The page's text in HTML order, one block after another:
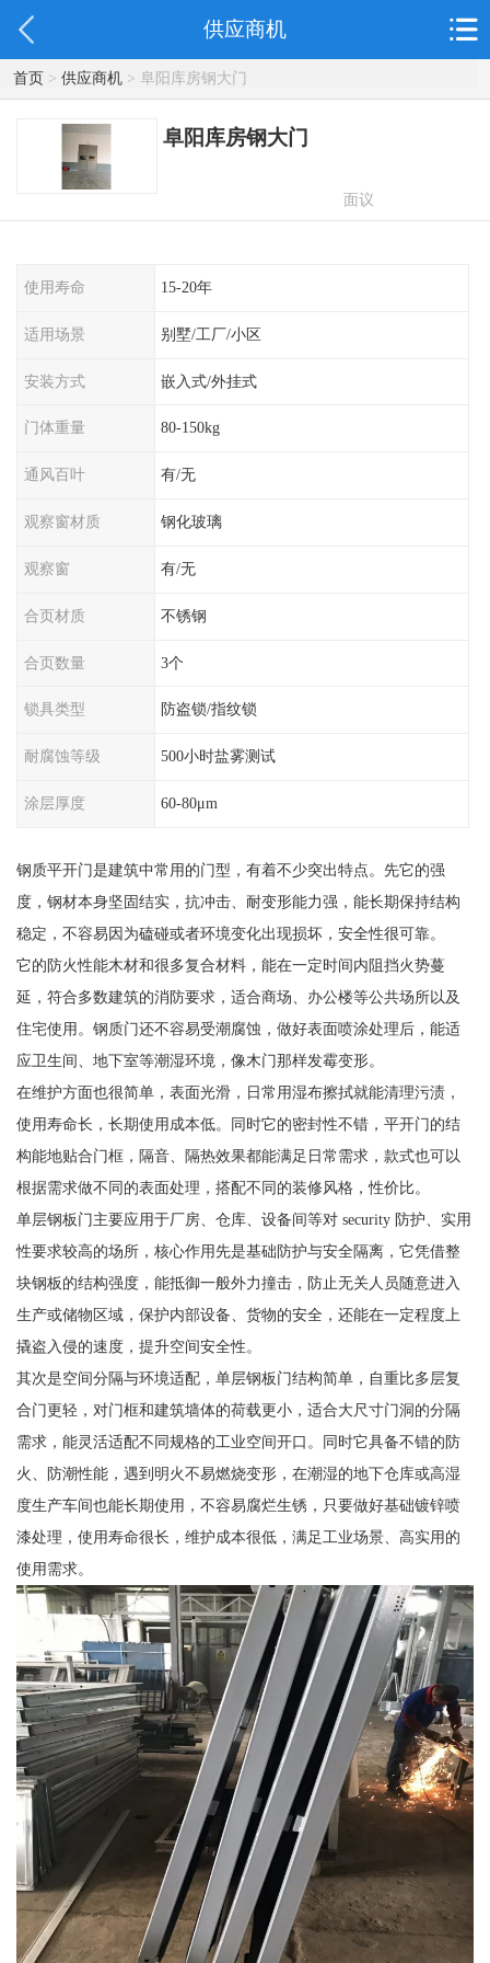
供应商机
首页> 供应商机> 阜阳库房钢大门
阜阳库房钢大门
面议
使用寿命 15-20年
适用场景 别墅/工厂/小区
安装方式 嵌入式/外挂式
门体重量 80-150kg
通风百叶 有/无
观察窗材质 钢化玻璃
观察窗 有/无
合页材质 不锈钢
合页数量 3个
锁具类型 防盗锁/指纹锁
耐腐蚀等级 500小时盐雾测试
涂层厚度 60-80μm
钢质平开门是建筑中常用的门型，有着不少突出特点。先它的强
度，钢材本身坚固结实，抗冲击、耐变形能力强，能长期保持结构
稳定，不容易因为磕碰或者环境变化出现损坏，安全性很可靠。
它的防火性能木材和很多复合材料，能在一定时间内阻挡火势蔓
延，符合多数建筑的消防要求，适合商场、办公楼等公共场所以及
住宅使用。钢质门还不容易受潮腐蚀，做好表面喷涂处理后，能适
应卫生间、地下室等潮湿环境，像木门那样发霉变形。
在维护方面也很简单，表面光滑，日常用湿布擦拭就能清理污渍，
使用寿命长，长期使用成本低。同时它的密封性不错，平开门的结
构能地贴合门框，隔音、隔热效果都能满足日常需求，款式也可以
根据需求做不同的表面处理，搭配不同的装修风格，性价比。
单层钢板门主要应用于厂房、仓库、设备间等对 security 防护、实用
性要求较高的场所，核心作用先是基础防护与安全隔离，它凭借整
块钢板的结构强度，能抵御一般外力撞击，防止无关人员随意进入
生产或储物区域，保护内部设备、货物的安全，还能在一定程度上
撬盗入侵的速度，提升空间安全性。
其次是空间分隔与环境适配，单层钢板门结构简单，自重比多层复
合门更轻，对门框和建筑墙体的荷载更小，适合大尺寸门洞的分隔
需求，能灵活适配不同规格的工业空间开口。同时它具备不错的防
火、防潮性能，遇到明火不易燃烧变形，在潮湿的地下仓库或高湿
度生产车间也能长期使用，不容易腐烂生锈，只要做好基础镀锌喷
漆处理，使用寿命很长，维护成本很低，满足工业场景、高实用的
使用需求。